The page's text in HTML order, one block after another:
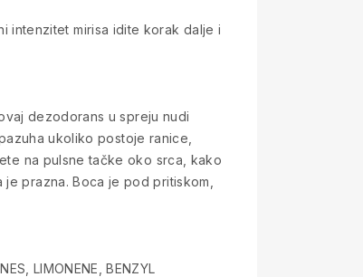
intenzitet mirisa idite korak dalje i
dezodorans u spreju nudi
ukoliko postoje ranice,
na pulsne tačke oko srca, kako
prazna. Boca je pod pritiskom,
LIMONENE, BENZYL